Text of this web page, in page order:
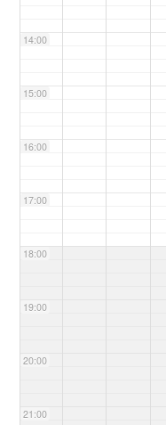
14:00
15:00
16:00
17:00
18:00
19:00
20:00
21:00